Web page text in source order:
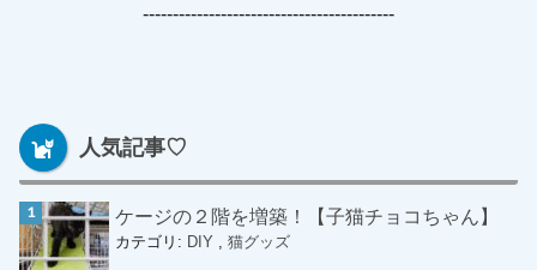
------------------------------------------
人気記事♡
ケージの２階を増築！【子猫チョコちゃん】
カテゴリ: DIY ,猫グッズ